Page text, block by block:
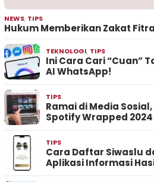
NEWS, TIPS
Hukum Memberikan Zakat
TEKNOLOGI, TIPS
Ini Cara Cari “Cuan”
AI WhatsApp!
TIPS
Ramai di Media
Spotify Wrapped 2024
TIPS
Cara Daftar Siwaslu
Aplikasi Informasi